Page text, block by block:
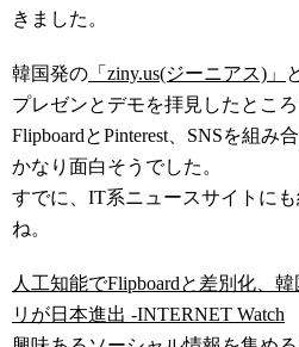
きました。
韓国発の 「ziny.us(ジーニアス)」
プレゼンとデモを拝見したところ
FlipboardとPinterest、SNSを組み
かなり面白そうでした。
すでに、IT系ニュースサイトに
ね。
人工知能でFlipboardと差別化、
リが日本進出 -INTERNET Watch